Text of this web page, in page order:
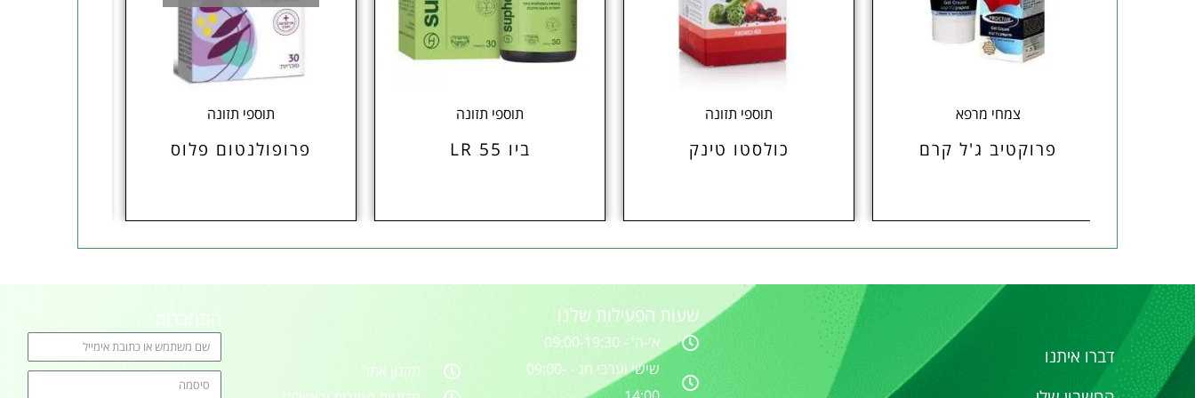
צמחי מרפא
פרוקטיב ג'ל קרם
תוספי תזונה
כולסטו טינק
תוספי תזונה
ביו 55 LR
תוספי תזונה
פרופולנטום פלוס
דברו איתנו
שעות הפעילות שלנו
א'-ה' - 09:00-19:30
שישי וערבי חג - 09:00-
תקנון אתר
התחברות